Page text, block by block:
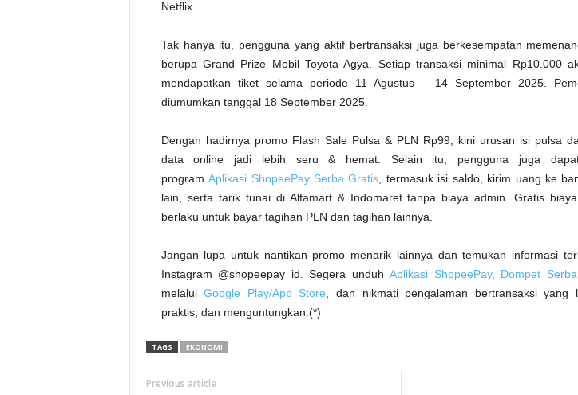
Netflix.
Tak hanya itu, pengguna yang aktif bertransaksi juga berkesempatan
berupa Grand Prize Mobil Toyota Agya. Setiap transaksi minimal Rp10.000
mendapatkan tiket selama periode 11 Agustus – 14 September 2025.
diumumkan tanggal 18 September 2025.
Dengan hadirnya promo Flash Sale Pulsa & PLN Rp99, kini urusan isi pulsa
data online jadi lebih seru & hemat. Selain itu, pengguna juga dapat
programAplikasi ShopeePay Serba Gratis , termasuk isi saldo, kirim uang ke
lain, serta tarik tunai di Alfamart & Indomaret tanpa biaya admin. Gratis
berlaku untuk bayar tagihan PLN dan tagihan lainnya.
Jangan lupa untuk nantikan promo menarik lainnya dan temukan informasi
Instagram @shopeepay_id. Segera unduhAplikasi ShopeePay, Dompet
melaluiGoogle Play/App Store , dan nikmati pengalaman bertransaksi yang
praktis, dan menguntungkan.(*)
TAGS EKONOMI
Previous article